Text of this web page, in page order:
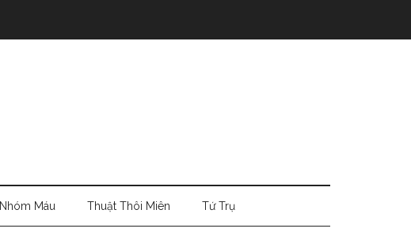
Nhóm Máu Thuật Thôi Miên Tứ Trụ